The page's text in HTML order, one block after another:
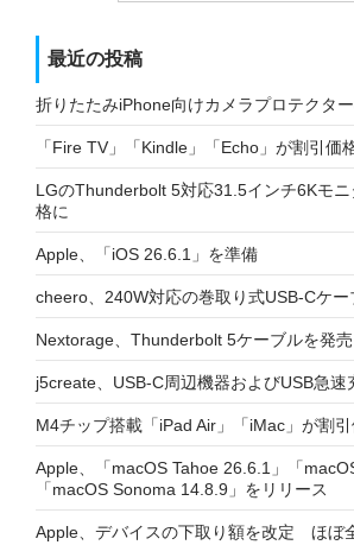
最近の投稿
折りたたみiPhone向けカメラプロテクタ
「Fire TV」「Kindle」「Echo」が割引価
LGのThunderbolt 5対応31.5インチ6Kモ
格に
Apple、「iOS 26.6.1」を準備
cheero、240W対応の巻取り式USB-Cケー
Nextorage、Thunderbolt 5ケーブルを発売
j5create、USB-C周辺機器およびUSB急速
M4チップ搭載「iPad Air」「iMac」が割引
Apple、「macOS Tahoe 26.6.1」「
「macOS Sonoma 14.8.9」をリリース
Apple、デバイスの下取り額を改定 ほぼ